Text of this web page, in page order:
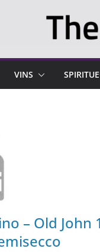
VINS
– Old